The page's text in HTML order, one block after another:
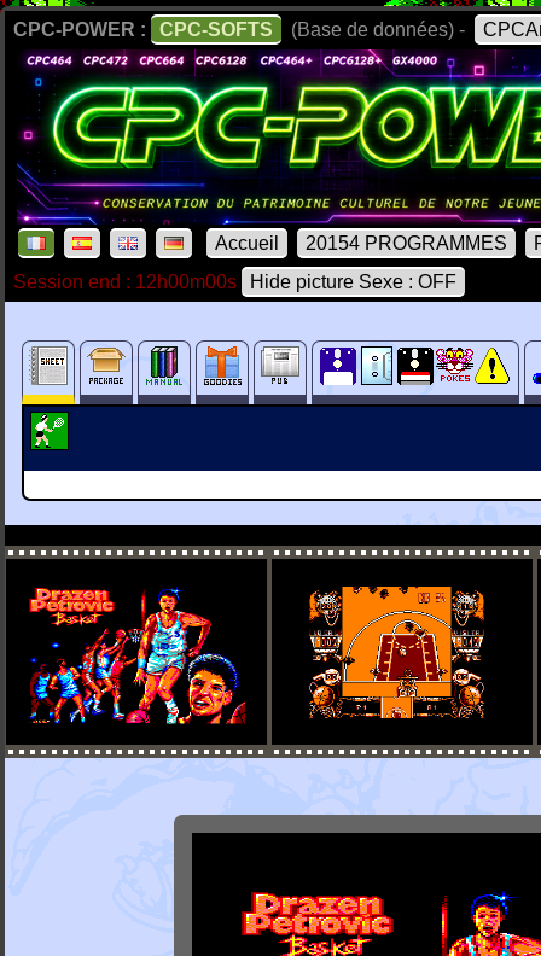
CPC-POWER : CPC-SOFTS (Base de données) -
Accueil 20154 PROGRAMMES
Session end : 12h00m00s
Hide picture Sexe : OFF